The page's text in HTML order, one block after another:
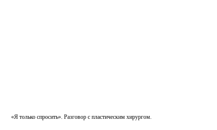
«Я только спросить». Разговор с пластическим хирургом.